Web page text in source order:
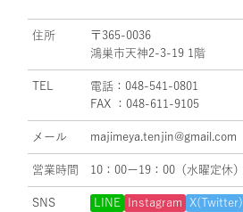
住所
〒365-0036
鴻巣市天神2-3-19 1階
TEL
電話：048-541-0801
FAX ：048-611-9105
メール majimeya.tenjin@gmail.com
営業時間 10：00ー19：00（水曜定休）
SNS LINE Instagram X(Twitter)